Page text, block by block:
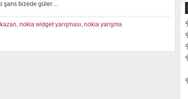
şans bizede güler…
, nokia widget yarışması, nokia yarışma